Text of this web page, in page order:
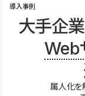
導入事例
大手企
Web
属人化を